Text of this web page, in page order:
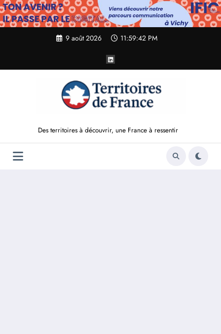
Aller
au
contenu
9 août 2026 11:59:43 PM
Des territoires à découvrir, une France à ressentir